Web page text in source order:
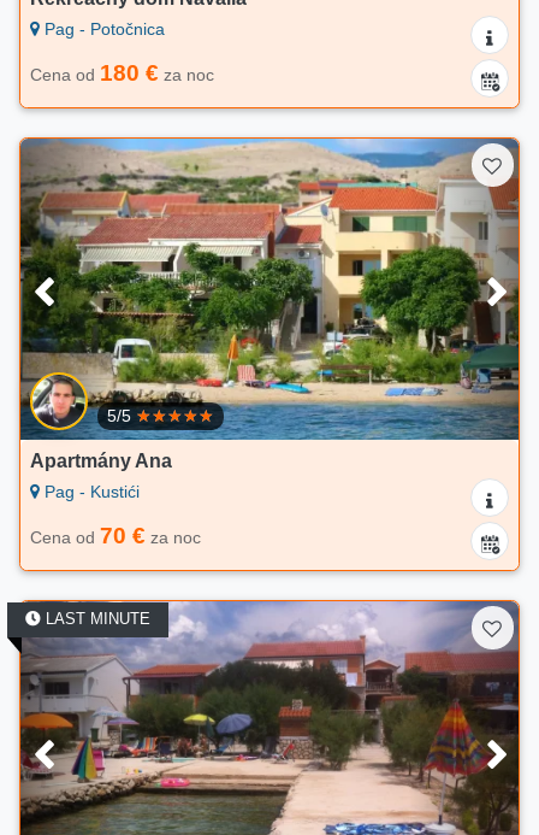
Pag - Potočnica
Cena od 180 € za noc
5/5
Apartmány Ana
Pag - Kustići
Cena od 70 € za noc
LAST MINUTE